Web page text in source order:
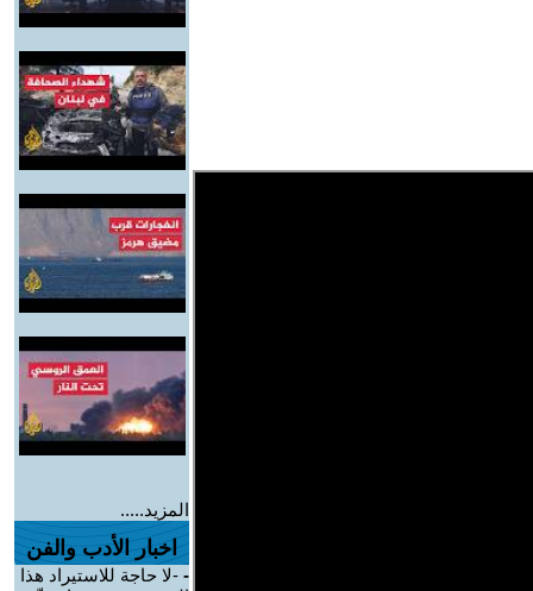
المزيد.....
اخبار الأدب والفن
- -لا حاجة للاستيراد هذا